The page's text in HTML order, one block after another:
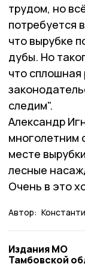
трудом, но
потребуется
что вырубке
дубы. Но
что
следим".
Александр
многолетним
месте
лесные
Очень в это
Автор:
Издания МО
Тамбовской